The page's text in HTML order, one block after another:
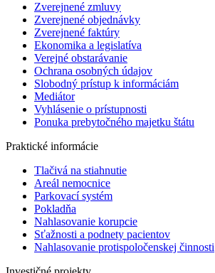
Zverejnené zmluvy
Zverejnené objednávky
Zverejnené faktúry
Ekonomika a legislatíva
Verejné obstarávanie
Ochrana osobných údajov
Slobodný prístup k informáciám
Mediátor
Vyhlásenie o prístupnosti
Ponuka prebytočného majetku štátu
Praktické informácie
Tlačivá na stiahnutie
Areál nemocnice
Parkovací systém
Pokladňa
Nahlasovanie korupcie
Sťažnosti a podnety pacientov
Nahlasovanie protispoločenskej činnosti